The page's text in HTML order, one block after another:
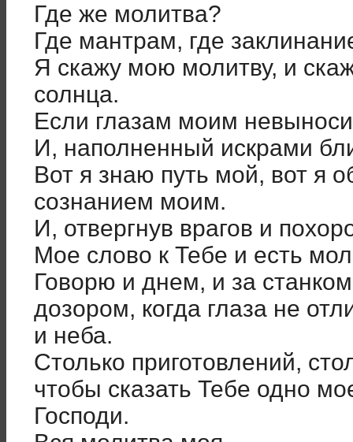
Где же молитва?
Где мантрам, где
Я скажу мою молитву, и
солнца.
Если глазам моим
И, наполненный искрами
Вот я знаю путь мой, вот я
сознанием моим.
И, отвергнув врагов и
Мое слово к Тебе и есть
Говорю и днем, и за
дозором, когда глаза не
и неба.
Столько приготовлений,
чтобы сказать Тебе одно
Господи.